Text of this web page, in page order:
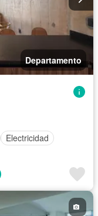
Departamento
Electricidad